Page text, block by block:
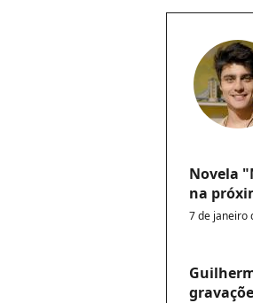
Novela
na
7 de janeiro